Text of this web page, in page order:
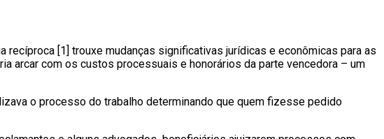
[1] trouxe mudanças significativas jurídicas e econômicas para as
arcar com os custos processuais e honorários da parte vencedora – um
o processo do trabalho determinando que quem fizesse pedido